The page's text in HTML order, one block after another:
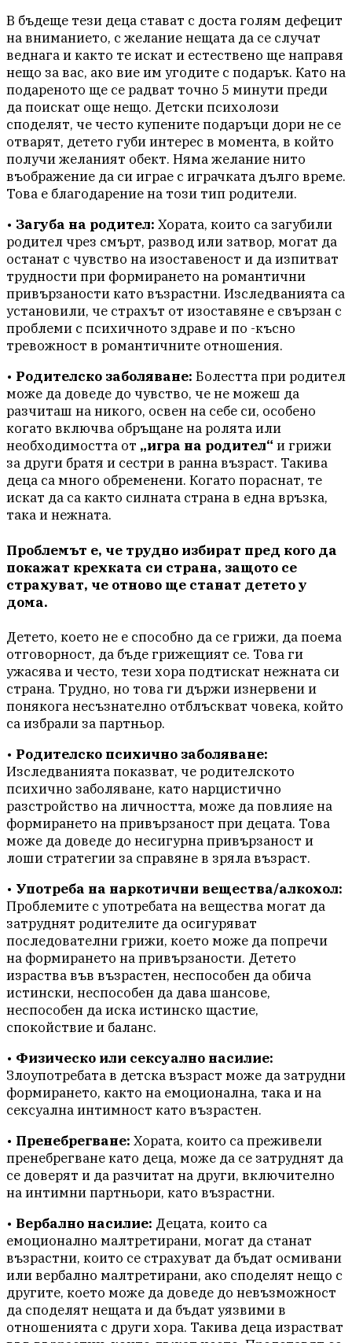
В бъдеще тези деца стават с доста голям дефецит
на вниманието, с желание нещата да се случат
веднага и както те искат и естествено ще направя
нещо за вас, ако вие им угодите с подарък. Като на
подареното ще се радват точно 5 минути преди
да поискат още нещо. Детски психолози
споделят, че често купените подаръци дори не се
отварят, детето губи интерес в момента, в който
получи желаният обект. Няма желание нито
въображение да си играе с играчката дълго време.
Това е благодарение на този тип родители.
• Загуба на родител: Хората, които са загубили
родител чрез смърт, развод или затвор, могат да
останат с чувство на изоставеност и да изпитват
трудности при формирането на романтични
привързаности като възрастни. Изследванията са
установили, че страхът от изоставяне е свързан с
проблеми с психичното здраве и по -късно
тревожност в романтичните отношения.
• Родителско заболяване: Болестта при родител
може да доведе до чувство, че не можеш да
разчиташ на никого, освен на себе си, особено
когато включва обръщане на ролята или
необходимостта от „игра на родител“ и грижи
за други братя и сестри в ранна възраст. Такива
деца са много обременени. Когато пораснат, те
искат да са както силната страна в една връзка,
така и нежната.
Проблемът е, че трудно избират пред кого да
покажат крехката си страна, защото се
страхуват, че отново ще станат детето у
дома.
Детето, което не е способно да се грижи, да поема
отговорност, да бъде грижещият се. Това ги
ужасява и често, тези хора подтискат нежната си
страна. Трудно, но това ги държи изнервени и
понякога несъзнателно отблъскват човека, който
са избрали за партньор.
• Родителско психично заболяване:
Изследванията показват, че родителското
психично заболяване, като нарцистично
разстройство на личността, може да повлияе на
формирането на привързаност при децата. Това
може да доведе до несигурна привързаност и
лоши стратегии за справяне в зряла възраст.
• Употреба на наркотични вещества/алкохол:
Проблемите с употребата на вещества могат да
затруднят родителите да осигуряват
последователни грижи, което може да попречи
на формирането на привързаности. Детето
израства във възрастен, неспособен да обича
истински, неспособен да дава шансове,
неспособен да иска истинско щастие,
спокойствие и баланс.
• Физическо или сексуално насилие:
Злоупотребата в детска възраст може да затрудни
формирането, както на емоционална, така и на
сексуална интимност като възрастен.
• Пренебрегване: Хората, които са преживели
пренебрегване като деца, може да се затруднят да
се доверят и да разчитат на други, включително
на интимни партньори, като възрастни.
• Вербално насилие: Децата, които са
емоционално малтретирани, могат да станат
възрастни, които се страхуват да бъдат осмивани
или вербално малтретирани, ако споделят нещо с
другите, което може да доведе до невъзможност
да споделят нещата и да бъдат уязвими в
отношенията с други хора. Такива деца израстват